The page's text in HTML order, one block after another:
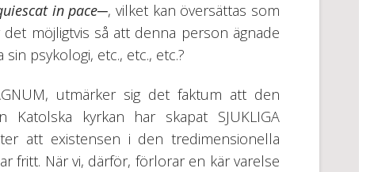
in pace─, vilket kan översättas som
det möjligtvis så att denna person ägnade
psykologi, etc., etc., etc.?
utmärker sig det faktum att den
kyrkan har skapat SJUKLIGA
att existensen i den tredimensionella
fritt. När vi, därför, förlorar en kär varelse